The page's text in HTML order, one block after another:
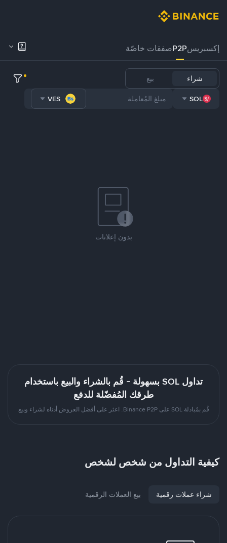
إكسبريسP2Pصفقات خاصّة
شراء بيع
SOL
VES
بدون إعلانات
تداول SOL بسهولة - قُم بالشراء والبيع باستخدام
طرقك المُفضّلة للدفع
قُم بمُبادلة SOL على Binance P2P. اعثر على أفضل العروض أدناه لشراء وبيع
كيفية التداول من شخص لشخص
شراء عملات رقمية بيع العملات الرقمية